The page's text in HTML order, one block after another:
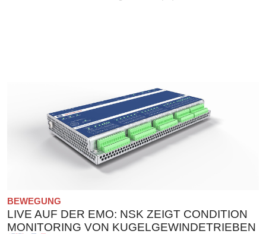
BEWEGUNG
LIVE AUF DER EMO: NSK ZEIGT CONDITION
MONITORING VON KUGELGEWINDETRIEBEN